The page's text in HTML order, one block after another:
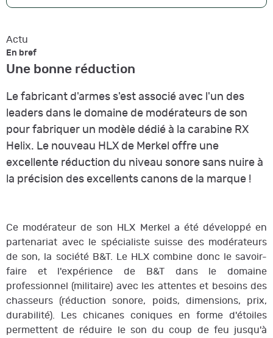
Actu
En bref
Une bonne réduction
Le fabricant d'armes s'est associé avec l'un des
leaders dans le domaine de modérateurs de son
pour fabriquer un modèle dédié à la carabine RX
Helix. Le nouveau HLX de Merkel offre une
excellente réduction du niveau sonore sans nuire à
la précision des excellents canons de la marque !
Ce modérateur de son HLX Merkel a été développé en
partenariat avec le spécialiste suisse des modérateurs
de son, la société B&T. Le HLX combine donc le savoir-
faire et l'expérience de B&T dans le domaine
professionnel (militaire) avec les attentes et besoins des
chasseurs (réduction sonore, poids, dimensions, prix,
durabilité). Les chicanes coniques en forme d'étoiles
permettent de réduire le son du coup de feu jusqu'à